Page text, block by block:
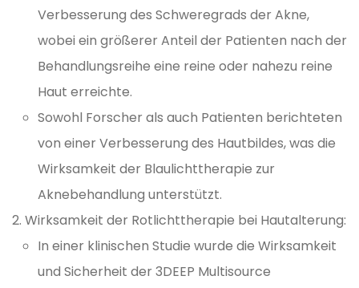
Verbesserung des Schweregrads der Akne,
wobei ein größerer Anteil der Patienten nach der
Behandlungsreihe eine reine oder nahezu reine
Haut erreichte.
Sowohl Forscher als auch Patienten berichteten
von einer Verbesserung des Hautbildes, was die
Wirksamkeit der Blaulichttherapie zur
Aknebehandlung unterstützt.
Wirksamkeit der Rotlichttherapie bei Hautalterung:
In einer klinischen Studie wurde die Wirksamkeit
und Sicherheit der 3DEEP Multisource